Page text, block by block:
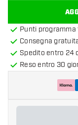
Punti
Consegna
Spedito entro 24
Reso entro 30